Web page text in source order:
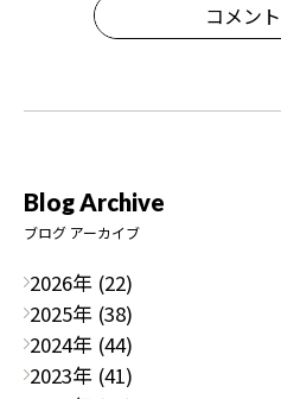
コメン
Blog Archive
ブログ アーカイブ
2026年 (22)
2025年 (38)
2024年 (44)
2023年 (41)